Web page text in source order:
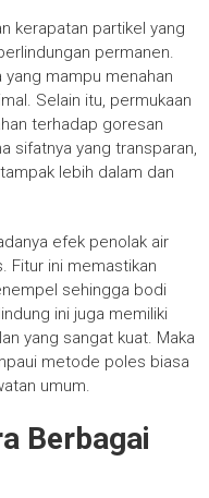
kerapatan partikel yang
permanen.
mampu menahan
Selain itu, permukaan
terhadap goresan
sifatnya yang transparan,
lebih dalam dan
efek penolak air
Fitur ini memastikan
sehingga bodi
ini juga memiliki
yang sangat kuat. Maka
metode poles biasa
umum.
Berbagai